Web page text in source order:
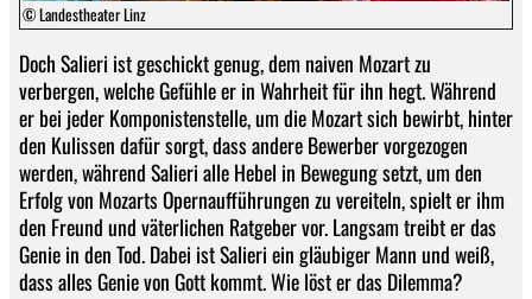
© Landestheater Linz
Doch Salieri ist geschickt genug, dem naiven Mozart zu
verbergen, welche Gefühle er in Wahrheit für ihn hegt. Während
er bei jeder Komponistenstelle, um die Mozart sich bewirbt, hinter
den Kulissen dafür sorgt, dass andere Bewerber vorgezogen
werden, während Salieri alle Hebel in Bewegung setzt, um den
Erfolg von Mozarts Opernaufführungen zu vereiteln, spielt er ihm
den Freund und väterlichen Ratgeber vor. Langsam treibt er das
Genie in den Tod. Dabei ist Salieri ein gläubiger Mann und weiß,
dass alles Genie von Gott kommt. Wie löst er das Dilemma?